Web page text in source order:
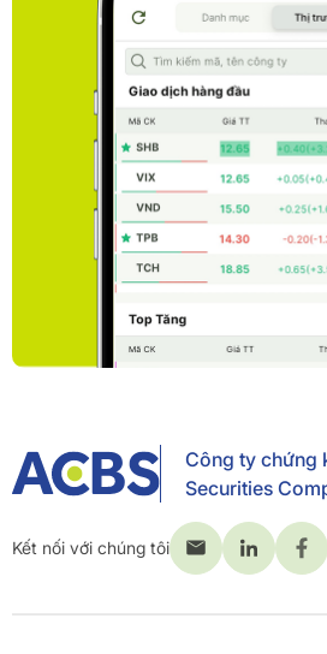
Công ty chứng
Securities
Kết nối với chúng tôi